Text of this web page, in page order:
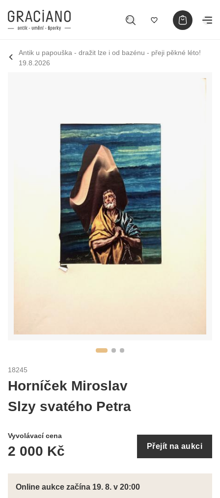
Antik u papouška - dražit lze i od bazénu - přeji pěkné léto!
19.8.2026
18245
Horníček Miroslav
Slzy svatého Petra
Vyvolávací cena
2 000 Kč Přejít na aukci
Online aukce začína 19. 8. v 20:00